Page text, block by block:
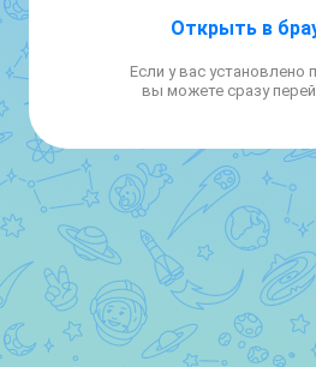
Вашингтон не хочет
возможность
посредника, который
стороны к мирному
хотели бы это сделать»,
Открыть в
Если у вас установлено
вы можете сразу